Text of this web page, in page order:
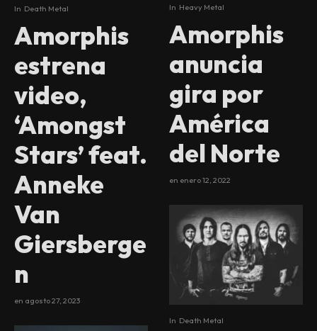
In Death Metal
Amorphis
estrena
video,
‘Amongst
Stars’ feat.
Anneke
Van
Giersberge
n
en agosto 27, 2023
In Heavy Metal
Amorphis
anuncia
gira por
América
del Norte
en enero 12, 2022
In Death Metal